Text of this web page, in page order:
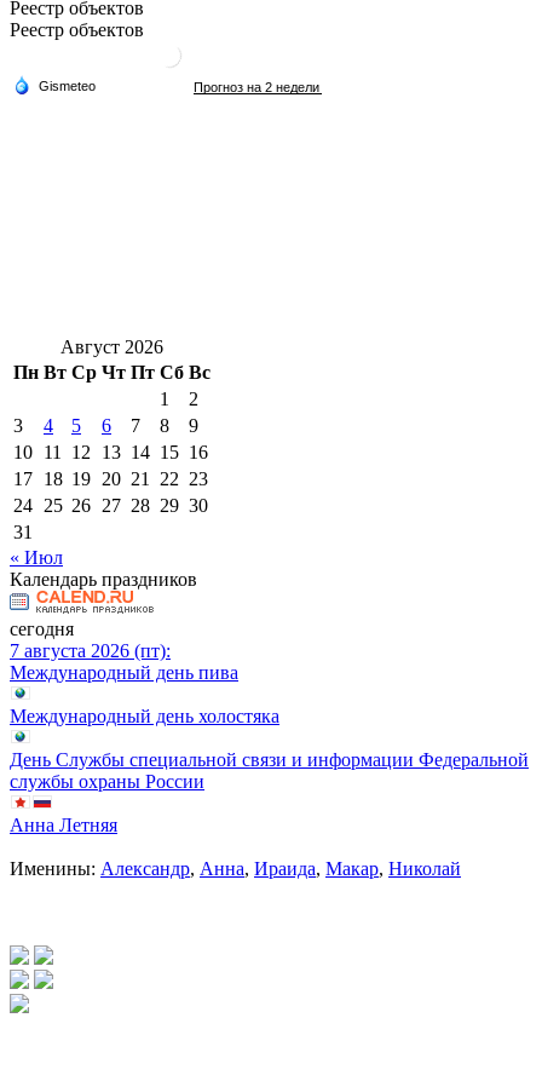
Реестр объектов
Реестр объектов
Август 2026
Пн Вт Ср Чт Пт Сб Вс
1
2
3
4 5 6 7 8
9
10 11 12 13 14 15 16
17 18 19 20 21 22 23
24 25 26 27 28 29 30
31
« Июл
Календарь праздников
сегодня
7 августа 2026 (пт):
Международный день пива
Международный день холостяка
День Службы специальной связи и информации Федеральной
службы охраны России
Анна Летняя
Именины: Александр, Анна, Ираида, Макар, Николай